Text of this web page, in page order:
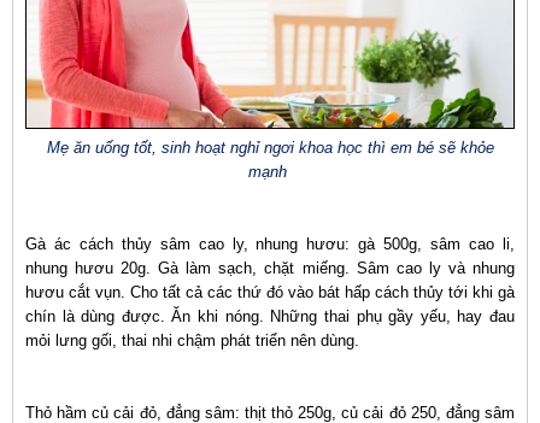
Mẹ ăn uống tốt, sinh hoạt nghỉ ngơi khoa học thì em bé sẽ khỏe
mạnh
Gà ác cách thủy sâm cao ly, nhung hươu: gà 500g, sâm cao li,
nhung hươu 20g. Gà làm sạch, chặt miếng. Sâm cao ly và nhung
hươu cắt vụn. Cho tất cả các thứ đó vào bát hấp cách thủy tới khi gà
chín là dùng được. Ăn khi nóng. Những thai phụ gầy yếu, hay đau
mỏi lưng gối, thai nhi chậm phát triển nên dùng.
Thỏ hầm củ cải đỏ, đẳng sâm: thịt thỏ 250g, củ cải đỏ 250, đẳng sâm